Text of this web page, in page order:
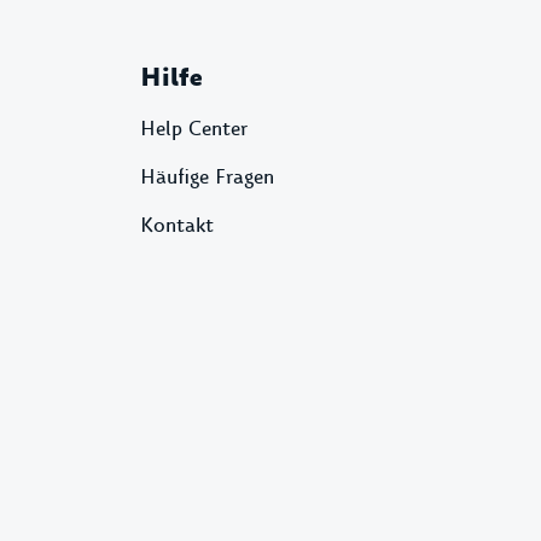
Hilfe
Help Center
Häufige Fragen
Kontakt